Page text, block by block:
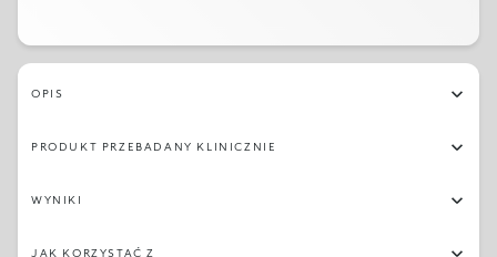
OPIS
PRODUKT PRZEBADANY KLINICZNIE
WYNIKI
JAK KORZYSTAĆ Z